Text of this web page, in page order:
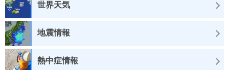
世界天気
地震情報
熱中症情報